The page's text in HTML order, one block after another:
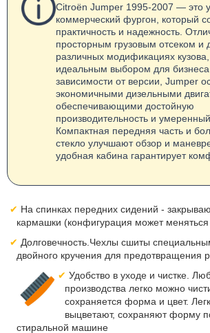
Citroën Jumper 1995-2007 — это
коммерческий фургон, который
практичность и надежность.
просторным грузовым отсеком и
различных модификациях
идеальным выбором для
зависимости от версии, Jumper
экономичными дизельными
обеспечивающими достойную
производительность и
Компактная передняя часть и
стекло улучшают обзор и
удобная кабина гарантирует
На спинках передних сидений -
кармашки (конфигурация может меняться
Долговечность.Чехлы сшиты
двойного кручения для предотвращения
Удобство в уходе и чистке.
производства легко можно
сохраняется форма и цвет.
выцветают, сохраняют форму
стиральной машине